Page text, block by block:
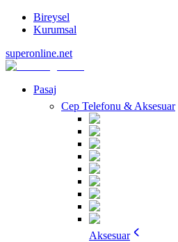
Bireysel
Kurumsal
superonline.net
Pasaj
Cep Telefonu & Aksesuar
Aksesuar